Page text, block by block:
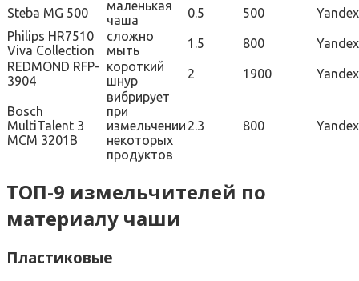
Steba MG 500
маленькая
чаша
0.5 500
Philips HR7510
Viva Collection
сложно
мыть
1.5 800
REDMOND RFP-
3904
короткий
шнур
2 1900
Bosch
MultiTalent 3
MCM 3201B
вибрирует
при
измельчении
некоторых
продуктов
2.3 800
ТОП-9 измельчителей по
материалу чаши
Пластиковые